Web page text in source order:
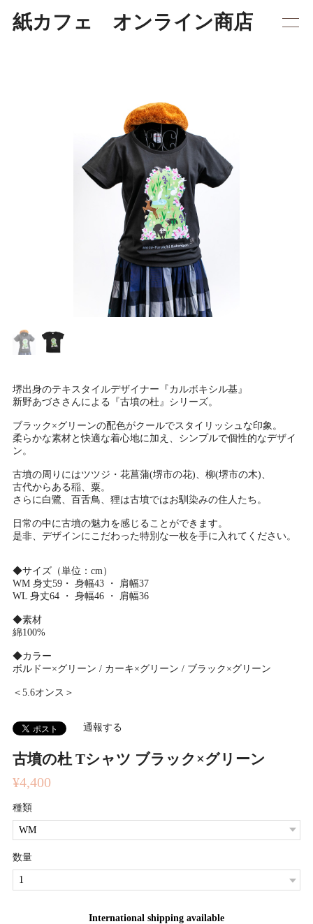
紙カフェ オンライン商店
古墳の杜 Tシャツ ブラック×グリーン
¥4,400
種類
数量
International shipping available
堺出身のテキスタイルデザイナー『カルボキシル基』
新野あづささんによる『古墳の杜』シリーズ。
ブラック×グリーンの配色がクールでスタイリッシュな印象。
柔らかな素材と快適な着心地に加え、シンプルで個性的なデザイ
ン。
古墳の周りにはツツジ・花菖蒲(堺市の花)、柳(堺市の木)、
古代からある稲、粟。
さらに白鷺、百舌鳥、狸は古墳ではお馴染みの住人たち。
日常の中に古墳の魅力を感じることができます。
是非、デザインにこだわった特別な一枚を手に入れてください。
◆サイズ（単位：cm）
WM 身丈59・ 身幅43 ・ 肩幅37
WL 身丈64 ・ 身幅46 ・ 肩幅36
◆素材
綿100%
◆カラー
ボルドー×グリーン / カーキ×グリーン / ブラック×グリーン
＜5.6オンス＞
通報する